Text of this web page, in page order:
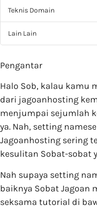
Teknis Domain
Lain Lain
Pengantar
Halo Sob, kalau kamu
dari jagoanhosting
menjumpai sejumlah
ya. Nah, setting
Jagoanhosting sering
kesulitan Sobat-sobat
Nah supaya setting
baiknya Sobat Jagoan
seksama tutorial di